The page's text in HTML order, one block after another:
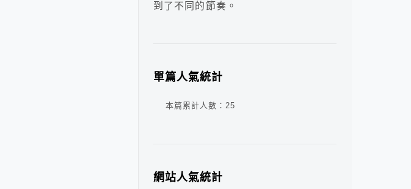
到了不同的節奏。
單篇人氣統計
本篇累計人數： 25
網站人氣統計